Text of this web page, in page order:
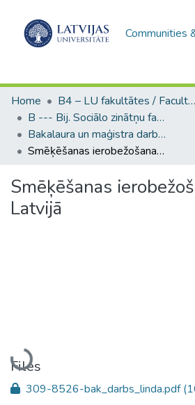
Communities
Home
B4 – LU fakultātes / Faculties of the UL
B --- Bij. Sociālo zinātņu fakultātes noslēguma darbi / Faculty of Social Sciences - Graduate works
Bakalaura un maģistra darbi (SZF) / Bachelor's and Master's theses
Smēķēšanas ierobežošanas politika Latvijā
Smēķēšanas
Latvijā
Loading...
Files
309-8526-bak_darbs_linda.pdf